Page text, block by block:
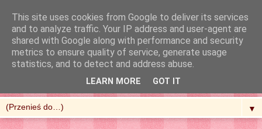
R'n'G Kitchen
▼
This site uses cookies from Google to deliver its services
and to analyze traffic. Your IP address and user-agent are
shared with Google along with performance and security
metrics to ensure quality of service, generate usage
statistics, and to detect and address abuse.
LEARN MORE GOT IT